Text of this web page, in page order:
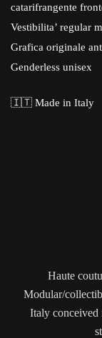
catarifrangente
Vestibilita’ regular
Grafica originale
Genderless unisex
🇮🇹 Made in Italy
Haute
Modular/
Italy